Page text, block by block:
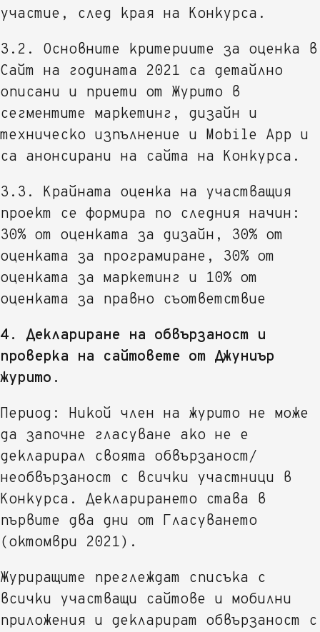
участие, след края на Конкурса.
3.2. Основните критериите за оценка в
Сайт на годината 2021 са детайлно
описани и приети от Журито в
сегментите маркетинг, дизайн и
техническо изпълнение и Mobile App и
са анонсирани на сайта на Конкурса.
3.3. Крайната оценка на участващия
проект се формира по следния начин:
30% от оценката за дизайн, 30% от
оценката за програмиране, 30% от
оценката за маркетинг и 10% от
оценката за правно съответствие
4. Деклариране на обвързаност и
проверка на сайтовете от Джуниър
журито.
Период: Никой член на журито не може
да започне гласуване ако не е
декларирал своята обвързаност/
необвързаност с всички участници в
Конкурса. Декларирането става в
първите два дни от Гласуването
(октомври 2021).
Журиращите преглеждат списъка с
всички участващи сайтове и мобилни
приложения и декларират обвързаност с